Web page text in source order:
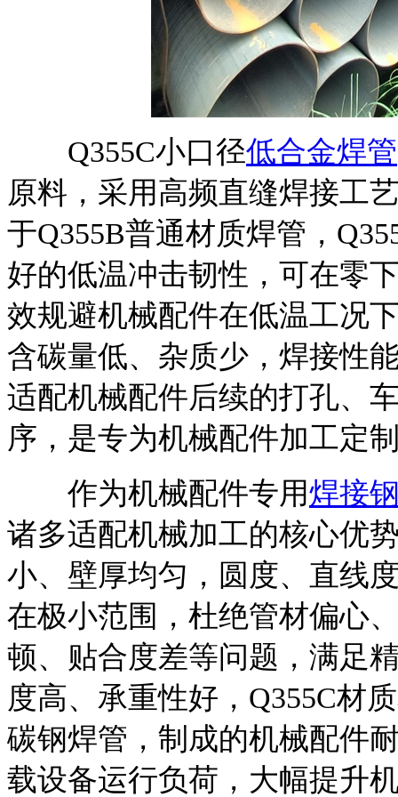
Q355C小口径低合金焊管
原料，采用高频直缝焊接工
于Q355B普通材质焊管，
好的低温冲击韧性，可在零
效规避机械配件在低温工况
含碳量低、杂质少，焊接性
适配机械配件后续的打孔、
序，是专为机械配件加工定
作为机械配件专用焊接
诸多适配机械加工的核心优
小、壁厚均匀，圆度、直线
在极小范围，杜绝管材偏心
顿、贴合度差等问题，满足
度高、承重性好，Q355C材
碳钢焊管，制成的机械配件
载设备运行负荷，大幅提升